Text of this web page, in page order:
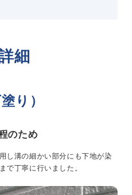
細
り）
のため
し溝の細かい部分にも下地が染
で丁寧に行いました。